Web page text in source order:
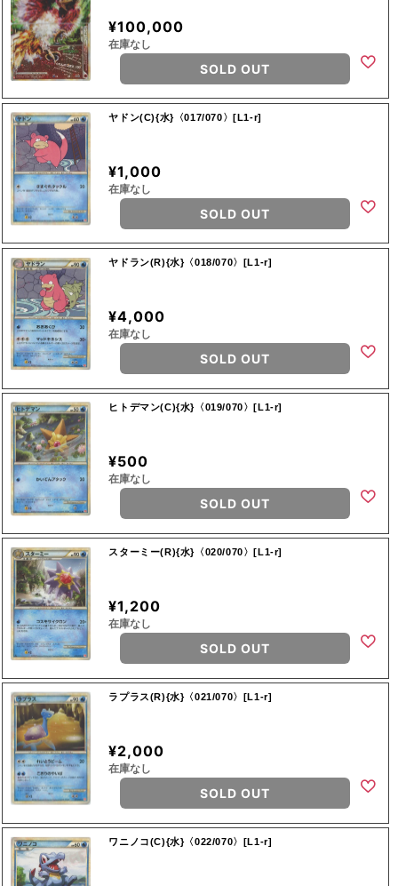
¥100,000
在庫なし
SOLD OUT
ヤドン(C){水}〈017/070〉[L1-r]
¥1,000
在庫なし
SOLD OUT
ヤドラン(R){水}〈018/070〉[L1-r]
¥4,000
在庫なし
SOLD OUT
ヒトデマン(C){水}〈019/070〉[L1-r]
¥500
在庫なし
SOLD OUT
スターミー(R){水}〈020/070〉[L1-r]
¥1,200
在庫なし
SOLD OUT
ラプラス(R){水}〈021/070〉[L1-r]
¥2,000
在庫なし
SOLD OUT
ワニノコ(C){水}〈022/070〉[L1-r]